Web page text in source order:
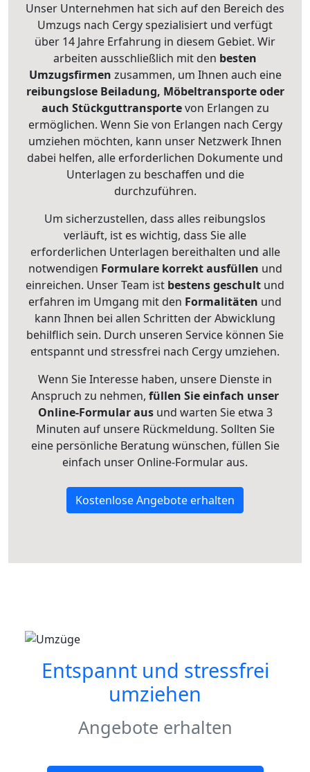
Unser Unternehmen hat sich auf den Bereich des
Umzugs nach Cergy spezialisiert und verfügt
über 14 Jahre Erfahrung in diesem Gebiet. Wir
arbeiten ausschließlich mit den besten
Umzugsfirmen zusammen, um Ihnen auch eine
reibungslose Beiladung, Möbeltransporte oder
auch Stückguttransportevon Erlangen zu
ermöglichen. Wenn Sie von Erlangen nach Cergy
umziehen möchten, kann unser Netzwerk Ihnen
dabei helfen, alle erforderlichen Dokumente und
Unterlagen zu beschaffen und die
durchzuführen.
Um sicherzustellen, dass alles reibungslos
verläuft, ist es wichtig, dass Sie alle
erforderlichen Unterlagen bereithalten und alle
notwendigen Formulare korrekt ausfüllen und
einreichen. Unser Team ist bestens geschult und
erfahren im Umgang mit den Formalitäten und
kann Ihnen bei allen Schritten der Abwicklung
behilflich sein. Durch unseren Service können Sie
entspannt und stressfrei nach Cergy umziehen.
Wenn Sie Interesse haben, unsere Dienste in
Anspruch zu nehmen, füllen Sie einfach unser
Online-Formular ausund warten Sie etwa 3
Minuten auf unsere Rückmeldung. Sollten Sie
eine persönliche Beratung wünschen, füllen Sie
einfach unser Online-Formular aus.
Kostenlose Angebote erhalten
Entspannt und stressfrei
umziehen
Angebote erhalten